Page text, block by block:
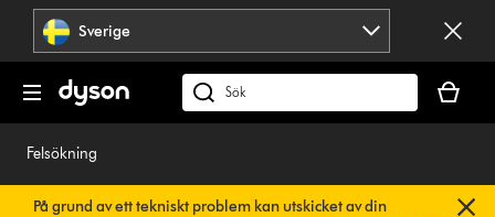
Hoppa
navigering
Sverige
Sök
på
är
tom
Felsökning
På grund av ett tekniskt problem kan utskicket av din